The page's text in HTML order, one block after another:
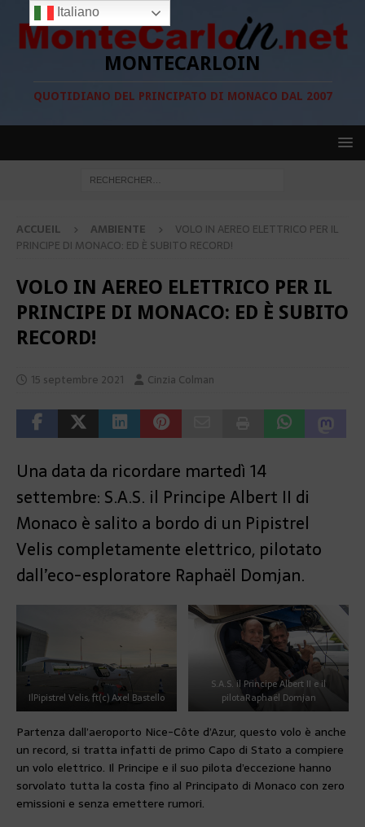
MONTECARLOIN
QUOTIDIANO DEL PRINCIPATO DI MONACO DAL 2007
ACCUEIL AMBIENTE
VOLO IN AEREO ELETTRICO PER IL
PRINCIPE DI MONACO: ED È SUBITO RECORD!
VOLO IN AEREO ELETTRICO PER IL
PRINCIPE DI MONACO: ED È SUBITO
RECORD!
15 septembre 2021 Cinzia Colman
Una data da ricordare martedì 14
settembre: S.A.S. il Principe Albert II di
Monaco è salito a bordo di un Pipistrel
Velis completamente elettrico, pilotato
dall’eco-esploratore Raphaël Domjan.
IlPipistrel Velis, ft(c) Axel Bastello
S.A.S. il Principe Albert II e il
pilotaRaphaël Domjan
Partenza dall’aeroporto Nice-Côte d’Azur, questo volo è anche
un record, si tratta infatti de primo Capo di Stato a compiere
un volo elettrico. Il Principe e il suo pilota d’eccezione hanno
sorvolato tutta la costa fino al Principato di Monaco con zero
emissioni e senza emettere rumori.
Italiano